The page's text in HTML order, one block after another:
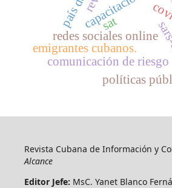
redes sociales online
emigrantes cubanos.
comunicación de riesgo
sat
políticas
Revista Cubana de Información y
Alcance
Editor Jefe: MsC. Yanet Blanco